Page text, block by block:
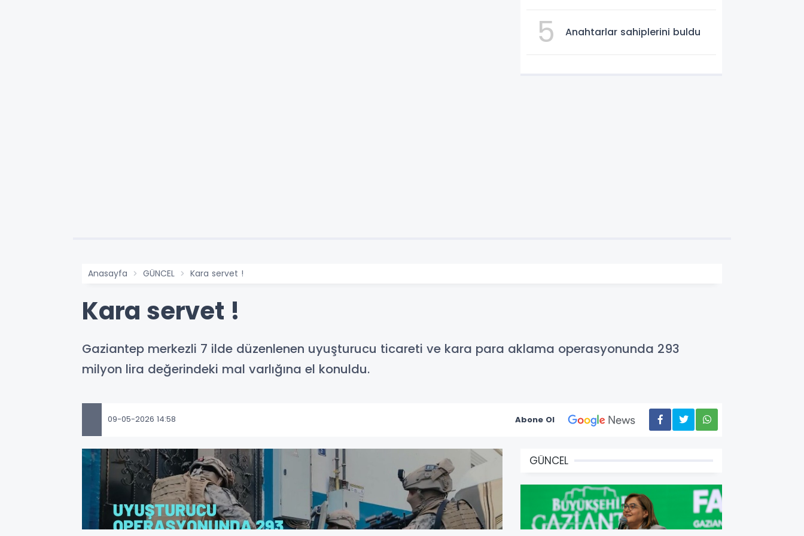
5
Anahtarlar sahiplerini buldu
Anasayfa GÜNCEL Kara servet !
Kara servet !
Gaziantep merkezli 7 ilde düzenlenen uyuşturucu ticareti ve kara para aklama operasyonunda 293
milyon lira değerindeki mal varlığına el konuldu.
09-05-2026 14:58 Abone Ol
GÜNCEL